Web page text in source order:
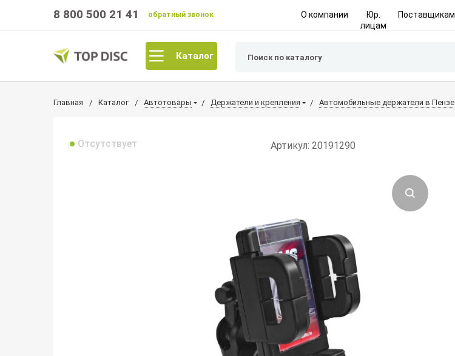
8 800 500 21 41 обратный звонок О компании
Юр.
лицам
Поставщикам
Каталог
Главная Каталог Автотовары Держатели и крепления Автомобильные держатели в Пензе
Отсутствует Артикул: 20191290